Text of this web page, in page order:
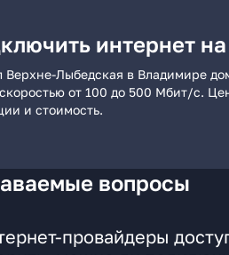
интернет
Верхне-Лыбедская в Владимире
от 100 до 500 Мбит/с.
и стоимость.
вопросы
провайдеры